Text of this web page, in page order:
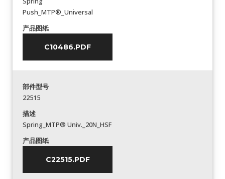
Push_MTP®_Universal
产品图纸
C10486.PDF
部件型号
22515
描述
Spring_MTP® Univ._20N_HSF
产品图纸
C22515.PDF